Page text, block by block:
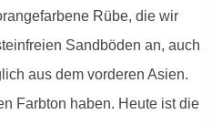
Rübe, die wir
Sandböden an, auch
aus dem vorderen Asien.
Farbton haben. Heute ist die